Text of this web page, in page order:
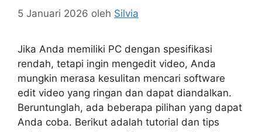
5 Januari 2026 oleh Silvia
Jika Anda memiliki PC dengan spesifikasi
rendah, tetapi ingin mengedit video, Anda
mungkin merasa kesulitan mencari software
edit video yang ringan dan dapat diandalkan.
Beruntunglah, ada beberapa pilihan yang dapat
Anda coba. Berikut adalah tutorial dan tips